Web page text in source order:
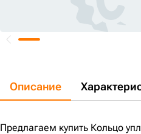
Описание
Предлагаем купить Кольцо